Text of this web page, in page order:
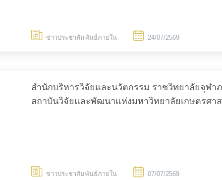
ข่าวประชาสัมพันธ์ภายใน 24/07/2569
สำนักบริหารวิจัยและนวัตกรรม ราชวิทยาลัยจุฬ
สถาบันวิจัยและพัฒนาแห่งมหาวิทยาลัยเกษตรศา
ข่าวประชาสัมพันธ์ภายใน 07/07/2569